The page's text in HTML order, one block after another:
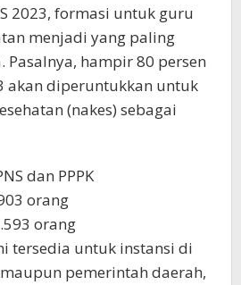
2023, formasi untuk guru
menjadi yang paling
Pasalnya, hampir 80 persen
akan diperuntukkan untuk
(nakes) sebagai
dan PPPK
orang
orang
tersedia untuk instansi di
pemerintah daerah,